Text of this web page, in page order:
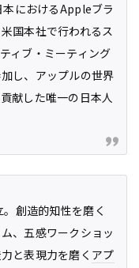
におけるAppleブラ
国本社で行われるス
ィブ・ミーティング
し、アップルの世界
献した唯一の日本人
創造的知性を磨く
、五感ワークショッ
と表現力を磨く アプ